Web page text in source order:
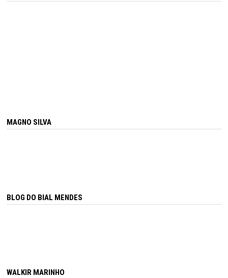
MAGNO SILVA
BLOG DO BIAL MENDES
WALKIR MARINHO